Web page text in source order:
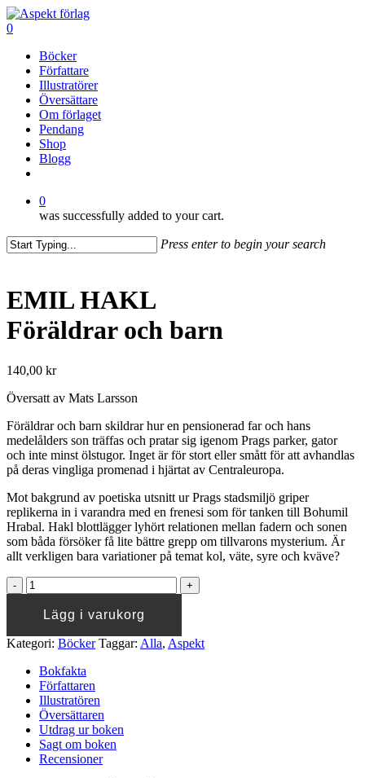
Skip
to
content
0
Böcker
Författare
Illustratörer
Översättare
Om förlaget
Pendang
Shop
Blogg
0
was successfully added to your cart.
Press enter to begin your search
EMIL HAKL
Föräldrar och barn
140,00 kr
Översatt av Mats Larsson
Föräldrar och barn skildrar hur en pensionerad far och hans
medelålders son träffas och pratar sig igenom Prags parker, gator
och inte minst ölstugor. Inget är för stort eller smått för att avhandlas
på deras vingliga promenad i hjärtat av Centraleuropa.
Mot bakgrund av poetiska utsnitt ur Prags stadsmiljö griper
replikerna in i varandra med en frenesi som för tanken till Bohumil
Hrabal. Hakl blottlägger lyhört relationen mellan fadern och sonen
som båda försöker få lite bättre grepp om tillvarons mysterium. Är
allt verkligen bara variationer på temat kol, väte, syre och kväve?
EMIL
HAKL
Föräldrar
barn
Lägg i varukorg
Kategori: Böcker Taggar: Alla, Aspekt
Bokfakta
Författaren
Illustratören
Översättaren
Utdrag ur boken
Sagt om boken
Recensioner